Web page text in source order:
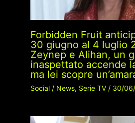
Forbidden Fruit
30 giugno al 4 luglio
Zeynep e Alihan, un
inaspettato accende
ma lei scopre
Social/ News, Serie TV/ 30/